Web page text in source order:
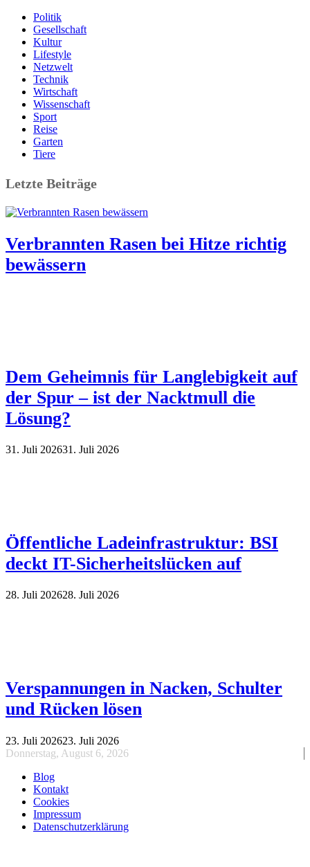
Politik
Gesellschaft
Kultur
Lifestyle
Netzwelt
Technik
Wirtschaft
Wissenschaft
Sport
Reise
Garten
Tiere
Letzte Beiträge
Verbrannten Rasen bei Hitze richtig
bewässern
Dem Geheimnis für Langlebigkeit auf
der Spur – ist der Nacktmull die
Lösung?
31. Juli 202631. Juli 2026
Öffentliche Ladeinfrastruktur: BSI
deckt IT-Sicherheitslücken auf
28. Juli 202628. Juli 2026
Verspannungen in Nacken, Schulter
und Rücken lösen
23. Juli 202623. Juli 2026
Donnerstag, August 6, 2026
Blog
Kontakt
Cookies
Impressum
Datenschutzerklärung